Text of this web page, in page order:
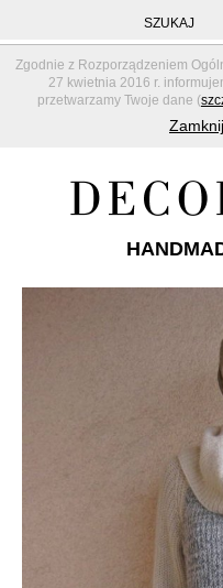
Zgodnie z Rozporządzeniem
27 kwietnia 2016 r.
przetwarzamy Twoje dane (
SZUKAJ